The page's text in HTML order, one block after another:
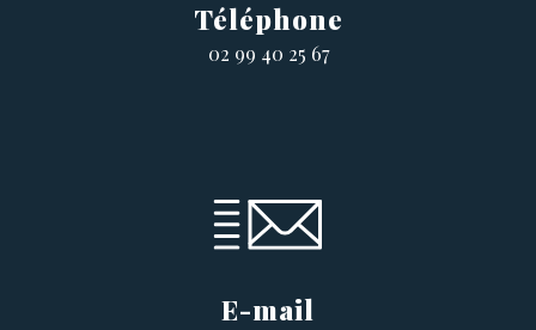
Téléphone
02 99 40 25 67
E-mail